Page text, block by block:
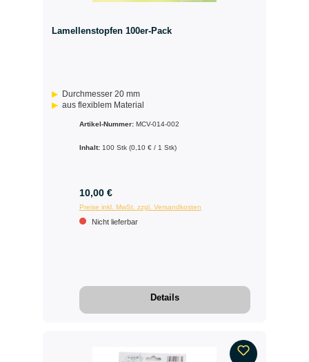
Lamellenstopfen 100er-Pack
Durchmesser 20 mm
aus flexiblem Material
Artikel-Nummer: MCV-014-002
Inhalt: 100 Stk (0,10 € / 1 Stk)
10,00 €
Preise inkl. MwSt. zzgl. Versandkosten
Nicht lieferbar
Details